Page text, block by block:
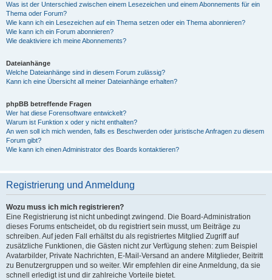
Was ist der Unterschied zwischen einem Lesezeichen und einem Abonnements für ein
Thema oder Forum?
Wie kann ich ein Lesezeichen auf ein Thema setzen oder ein Thema abonnieren?
Wie kann ich ein Forum abonnieren?
Wie deaktiviere ich meine Abonnements?
Dateianhänge
Welche Dateianhänge sind in diesem Forum zulässig?
Kann ich eine Übersicht all meiner Dateianhänge erhalten?
phpBB betreffende Fragen
Wer hat diese Forensoftware entwickelt?
Warum ist Funktion x oder y nicht enthalten?
An wen soll ich mich wenden, falls es Beschwerden oder juristische Anfragen zu diesem
Forum gibt?
Wie kann ich einen Administrator des Boards kontaktieren?
Registrierung und Anmeldung
Wozu muss ich mich registrieren?
Eine Registrierung ist nicht unbedingt zwingend. Die Board-Administration
dieses Forums entscheidet, ob du registriert sein musst, um Beiträge zu
schreiben. Auf jeden Fall erhältst du als registriertes Mitglied Zugriff auf
zusätzliche Funktionen, die Gästen nicht zur Verfügung stehen: zum Beispiel
Avatarbilder, Private Nachrichten, E-Mail-Versand an andere Mitglieder, Beitritt
zu Benutzergruppen und so weiter. Wir empfehlen dir eine Anmeldung, da sie
schnell erledigt ist und dir zahlreiche Vorteile bietet.